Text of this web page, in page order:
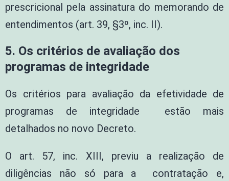
prescricional pela assinatura do memorando de
entendimentos (art. 39, §3º, inc. II).
5. Os critérios de avaliação dos
programas de integridade
Os critérios para avaliação da efetividade de
programas de integridade estão mais
detalhados no novo Decreto.
O art. 57, inc. XIII, previu a realização de
diligências não só para a contratação e,